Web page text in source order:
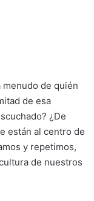
menudo de quién
de esa
¿De
están al centro de
y repetimos,
de nuestros